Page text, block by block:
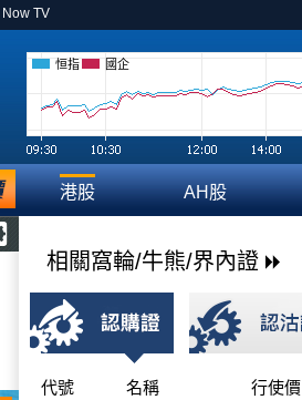
Now TV
恒指 國企
港股 AH股
相關窩輪/牛熊/界內證
代號 名稱 行使價